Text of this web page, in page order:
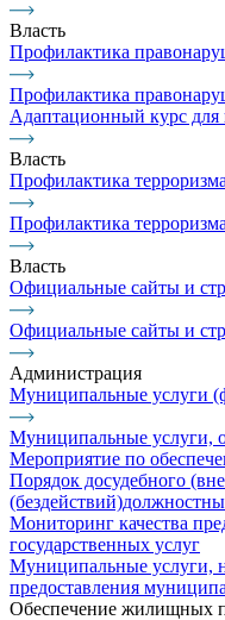
Власть
Профилактика
Профилактика
Адаптационный курс
Власть
Профилактика терроризма
Профилактика терроризма
Власть
Официальные сайты и
Официальные сайты и
Администрация
Муниципальные услуги
Муниципальные услуги,
Мероприятие по
Порядок досудебного
Мониторинг качества
государственных услуг
Муниципальные услуги,
предоставления
Обеспечение жилищных